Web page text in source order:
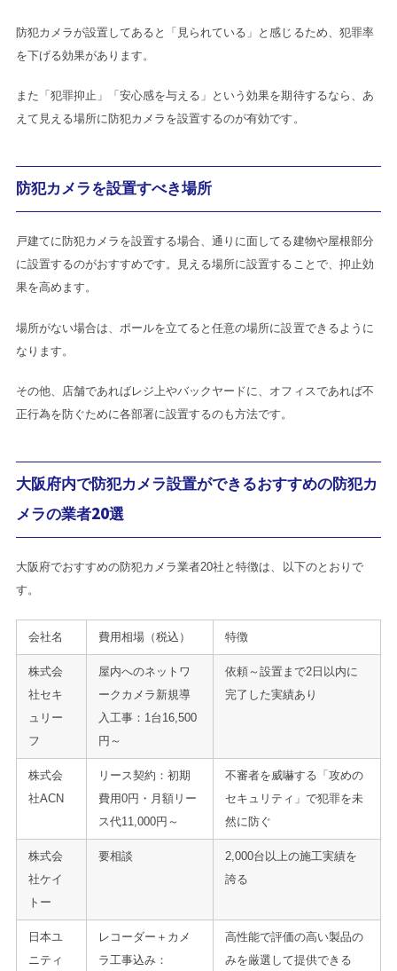
防犯カメラが設置してあると「見られている」と感じるため、犯罪率
を下げる効果があります。
また「犯罪抑止」「安心感を与える」という効果を期待するなら、あ
えて見える場所に防犯カメラを設置するのが有効です。
防犯カメラを設置すべき場所
戸建てに防犯カメラを設置する場合、通りに面してる建物や屋根部分
に設置するのがおすすめです。見える場所に設置することで、抑止効
果を高めます。
場所がない場合は、ポールを立てると任意の場所に設置できるように
なります。
その他、店舗であればレジ上やバックヤードに、オフィスであれば不
正行為を防ぐために各部署に設置するのも方法です。
大阪府内で防犯カメラ設置ができるおすすめの防犯カ
メラの業者20選
大阪府でおすすめの防犯カメラ業者20社と特徴は、以下のとおりで
す。
会社名 費用相場（税込） 特徴
株式会
社セキ
ュリー
フ
屋内へのネットワ
ークカメラ新規導
入工事：1台16,500
円～
依頼～設置まで2日以内に
完了した実績あり
株式会
社ACN
リース契約：初期
費用0円・月額リー
ス代11,000円～
不審者を威嚇する「攻めの
セキュリティ」で犯罪を未
然に防ぐ
株式会
社ケイ
トー
要相談
2,000台以上の施工実績を
誇る
日本ユ
ニティ
レコーダー＋カメ
ラ工事込み：
高性能で評価の高い製品の
みを厳選して提供できる